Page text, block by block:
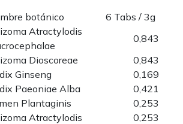
botánico
6 Tabs / 3g
Atractylodis
0,843
Dioscoreae
0,843
Ginseng
0,169
Paeoniae Alba
0,421
Plantaginis
0,253
Atractylodis
0,253